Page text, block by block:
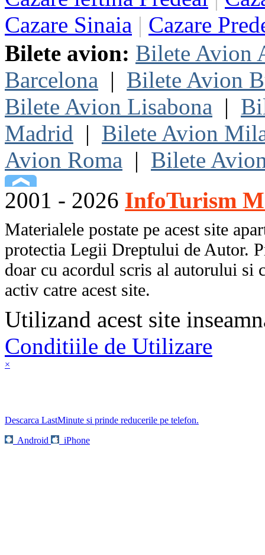
Cazare Sinaia | Cazare
Bilete avion: Bilete Avion
Barcelona | Bilete Avion
Bilete Avion Lisabona |
Madrid | Bilete Avion
Avion Roma | Bilete
2001 - 2026 InfoTurism
Materialele postate pe acest site
protectia Legii Dreptului de Autor.
doar cu acordul scris al autorului si
activ catre acest site.
Utilizand acest site
Conditiile de Utilizare
×
Descarca LastMinute si prinde reducerile pe telefon.
Android
iPhone